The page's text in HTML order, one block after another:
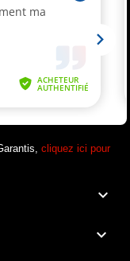
cliquez ici pour

